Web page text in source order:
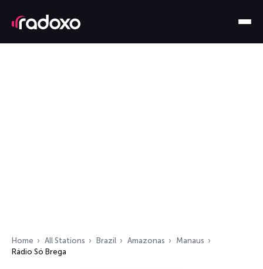
Home All Stations Brazil Amazonas
Manaus
Rádio Só Brega